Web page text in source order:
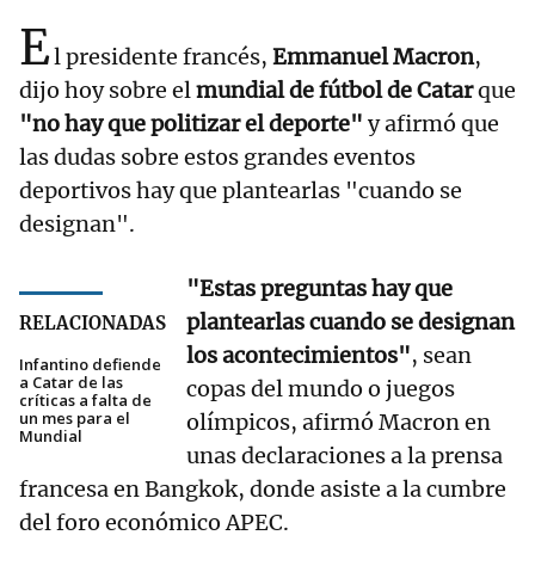
El presidente francés, Emmanuel Macron,
dijo hoy sobre elmundial de fútbol de Catarque
"no hay que politizar el deporte" y afirmó que
las dudas sobre estos grandes eventos
deportivos hay que plantearlas "cuando se
designan".
RELACIONADAS
Infantino defiende
a Catar de las
críticas a falta de
un mes para el
Mundial
"Estas preguntas hay que
plantearlas cuando se designan
los acontecimientos", sean
copas del mundo o juegos
olímpicos, afirmó Macron en
unas declaraciones a la prensa
francesa en Bangkok, donde asiste a la cumbre
del foro económico APEC.